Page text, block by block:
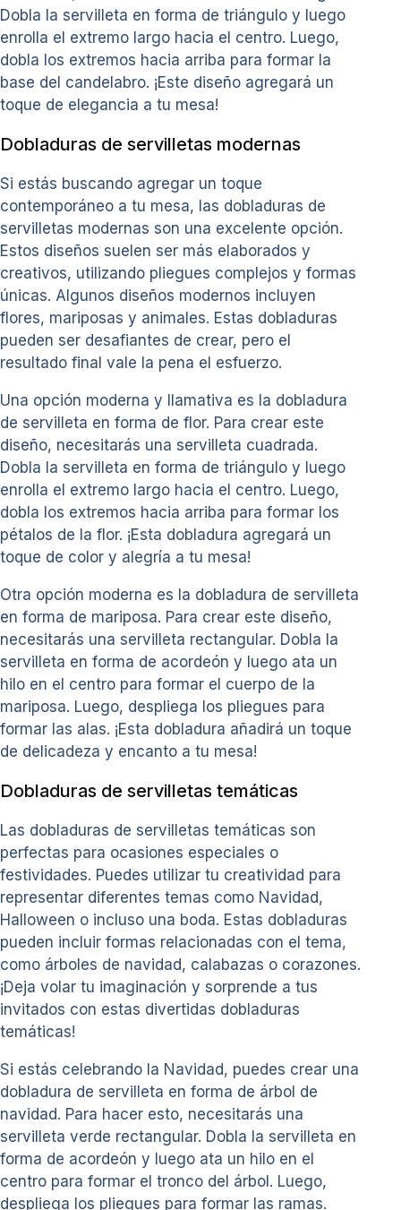
Dobla la servilleta en forma de triángulo y luego
enrolla el extremo largo hacia el centro. Luego,
dobla los extremos hacia arriba para formar la
base del candelabro. ¡Este diseño agregará un
toque de elegancia a tu mesa!
Dobladuras de servilletas modernas
Si estás buscando agregar un toque
contemporáneo a tu mesa, las dobladuras de
servilletas modernas son una excelente opción.
Estos diseños suelen ser más elaborados y
creativos, utilizando pliegues complejos y formas
únicas. Algunos diseños modernos incluyen
flores, mariposas y animales. Estas dobladuras
pueden ser desafiantes de crear, pero el
resultado final vale la pena el esfuerzo.
Una opción moderna y llamativa es la dobladura
de servilleta en forma de flor. Para crear este
diseño, necesitarás una servilleta cuadrada.
Dobla la servilleta en forma de triángulo y luego
enrolla el extremo largo hacia el centro. Luego,
dobla los extremos hacia arriba para formar los
pétalos de la flor. ¡Esta dobladura agregará un
toque de color y alegría a tu mesa!
Otra opción moderna es la dobladura de servilleta
en forma de mariposa. Para crear este diseño,
necesitarás una servilleta rectangular. Dobla la
servilleta en forma de acordeón y luego ata un
hilo en el centro para formar el cuerpo de la
mariposa. Luego, despliega los pliegues para
formar las alas. ¡Esta dobladura añadirá un toque
de delicadeza y encanto a tu mesa!
Dobladuras de servilletas temáticas
Las dobladuras de servilletas temáticas son
perfectas para ocasiones especiales o
festividades. Puedes utilizar tu creatividad para
representar diferentes temas como Navidad,
Halloween o incluso una boda. Estas dobladuras
pueden incluir formas relacionadas con el tema,
como árboles de navidad, calabazas o corazones.
¡Deja volar tu imaginación y sorprende a tus
invitados con estas divertidas dobladuras
temáticas!
Si estás celebrando la Navidad, puedes crear una
dobladura de servilleta en forma de árbol de
navidad. Para hacer esto, necesitarás una
servilleta verde rectangular. Dobla la servilleta en
forma de acordeón y luego ata un hilo en el
centro para formar el tronco del árbol. Luego,
despliega los pliegues para formar las ramas.